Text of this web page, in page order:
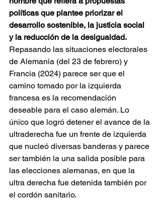
políticas que plantee priorizar el
desarrollo sostenible, la justicia social
y la reducción de la desigualdad.
Repasando las situaciones electorales
de Alemania (del 23 de febrero) y
Francia (2024) parece ser que el
camino tomado por la izquierda
francesa es la recomendación
deseable para el caso alemán. Lo
único que logró detener el avance de la
ultraderecha fue un frente de izquierda
que nucleó diversas banderas y parece
ser también la una salida posible para
las elecciones alemanas, en que la
ultra derecha fue detenida también por
el cordón sanitario.